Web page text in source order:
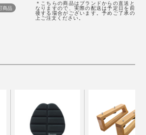
医師・専門家がドクターズチェアーと
勢を意識的に続けることは至難の業
・チェアー』なら座るだけで習得さ
ダが覚えてしまえばこちらのもの。他
値段が張りますが、腰痛がひどくな
ージや整体・鍼に通い、湿布を貼って
えば、むしろコスパは高いと思いま
商品
＊こちらの商品はブランドからの直送と
なりますので、実際の配送は予定日を前
後する場合がございます。予めご了承の
上ご注文ください。